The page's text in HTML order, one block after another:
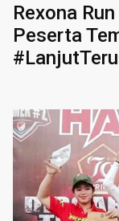
Rexona
Peserta